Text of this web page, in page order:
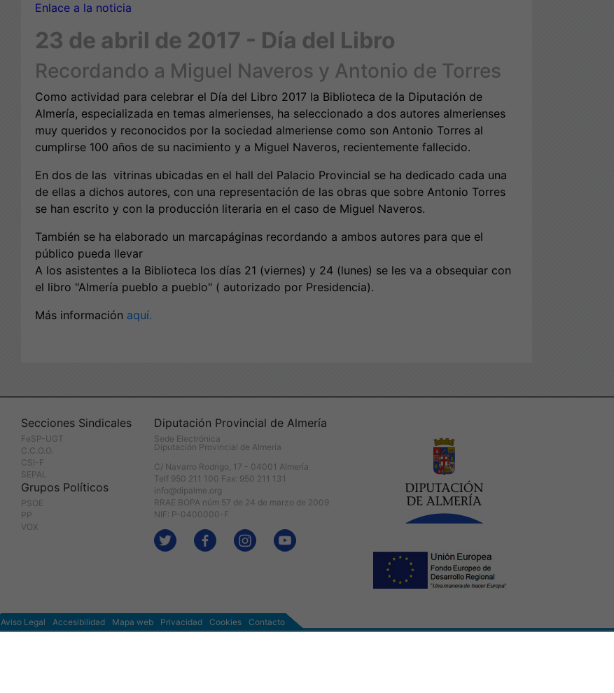
Enlace a la noticia
23 de abril de 2017 - Día del Libro
Recordando a Miguel Naveros y Antonio de Torres
Como actividad para celebrar el Día del Libro 2017 la Biblioteca de la Diputación de
Almería, especializada en temas almerienses, ha seleccionado a dos autores almerienses
muy queridos y reconocidos por la sociedad almeriense como son Antonio Torres al
cumplirse 100 años de su nacimiento y a Miguel Naveros, recientemente fallecido.
En dos de las vitrinas ubicadas en el hall del Palacio Provincial se ha dedicado cada una
de ellas a dichos autores, con una representación de las obras que sobre Antonio Torres
se han escrito y con la producción literaria en el caso de Miguel Naveros.
También se ha elaborado un marcapáginas recordando a ambos autores para que el
público pueda llevar
A los asistentes a la Biblioteca los días 21 (viernes) y 24 (lunes) se les va a obsequiar con
el libro "Almería pueblo a pueblo" ( autorizado por Presidencia).
Más información aquí.
Secciones Sindicales
FeSP-UGT
C.C.O.O.
CSI-F
SEPAL
Grupos Políticos
PSOE
PP
VOX
Diputación Provincial de Almería
Sede Electrónica
Diputación Provincial de Almería
C/ Navarro Rodrigo, 17 - 04001 Almería
Telf 950 211 100 Fax: 950 211 131
info@dipalme.org
RRAE BOPA núm 57 de 24 de marzo de 2009
NIF: P-0400000-F
Aviso Legal Accesibilidad Mapa web Privacidad Cookies Contacto